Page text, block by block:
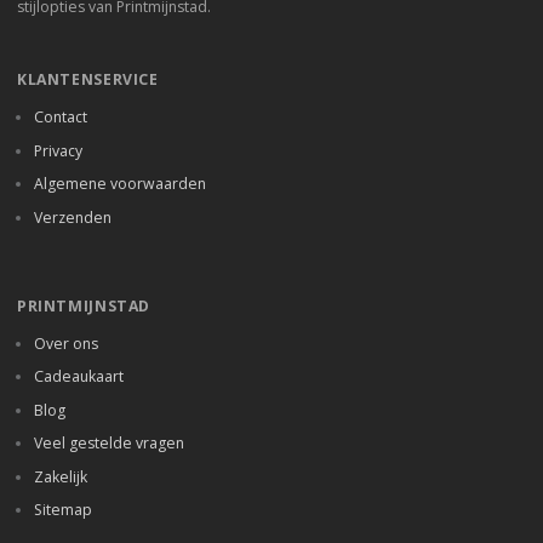
stijlopties van Printmijnstad.
KLANTENSERVICE
Contact
Privacy
Algemene voorwaarden
Verzenden
PRINTMIJNSTAD
Over ons
Cadeaukaart
Blog
Veel gestelde vragen
Zakelijk
Sitemap